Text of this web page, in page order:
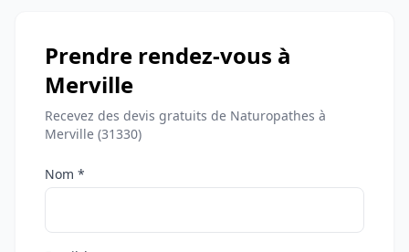
Prendre rendez-vous à
Merville
Recevez des devis gratuits de Naturopathes à
Merville (31330)
Nom *